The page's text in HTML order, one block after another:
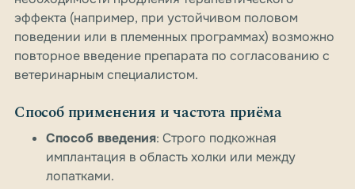
эффекта (например, при устойчивом половом
поведении или в племенных программах) возможно
повторное введение препарата по согласованию с
ветеринарным специалистом.
Способ применения и частота приёма
Способ введения: Строго подкожная
имплантация в область холки или между
лопатками.